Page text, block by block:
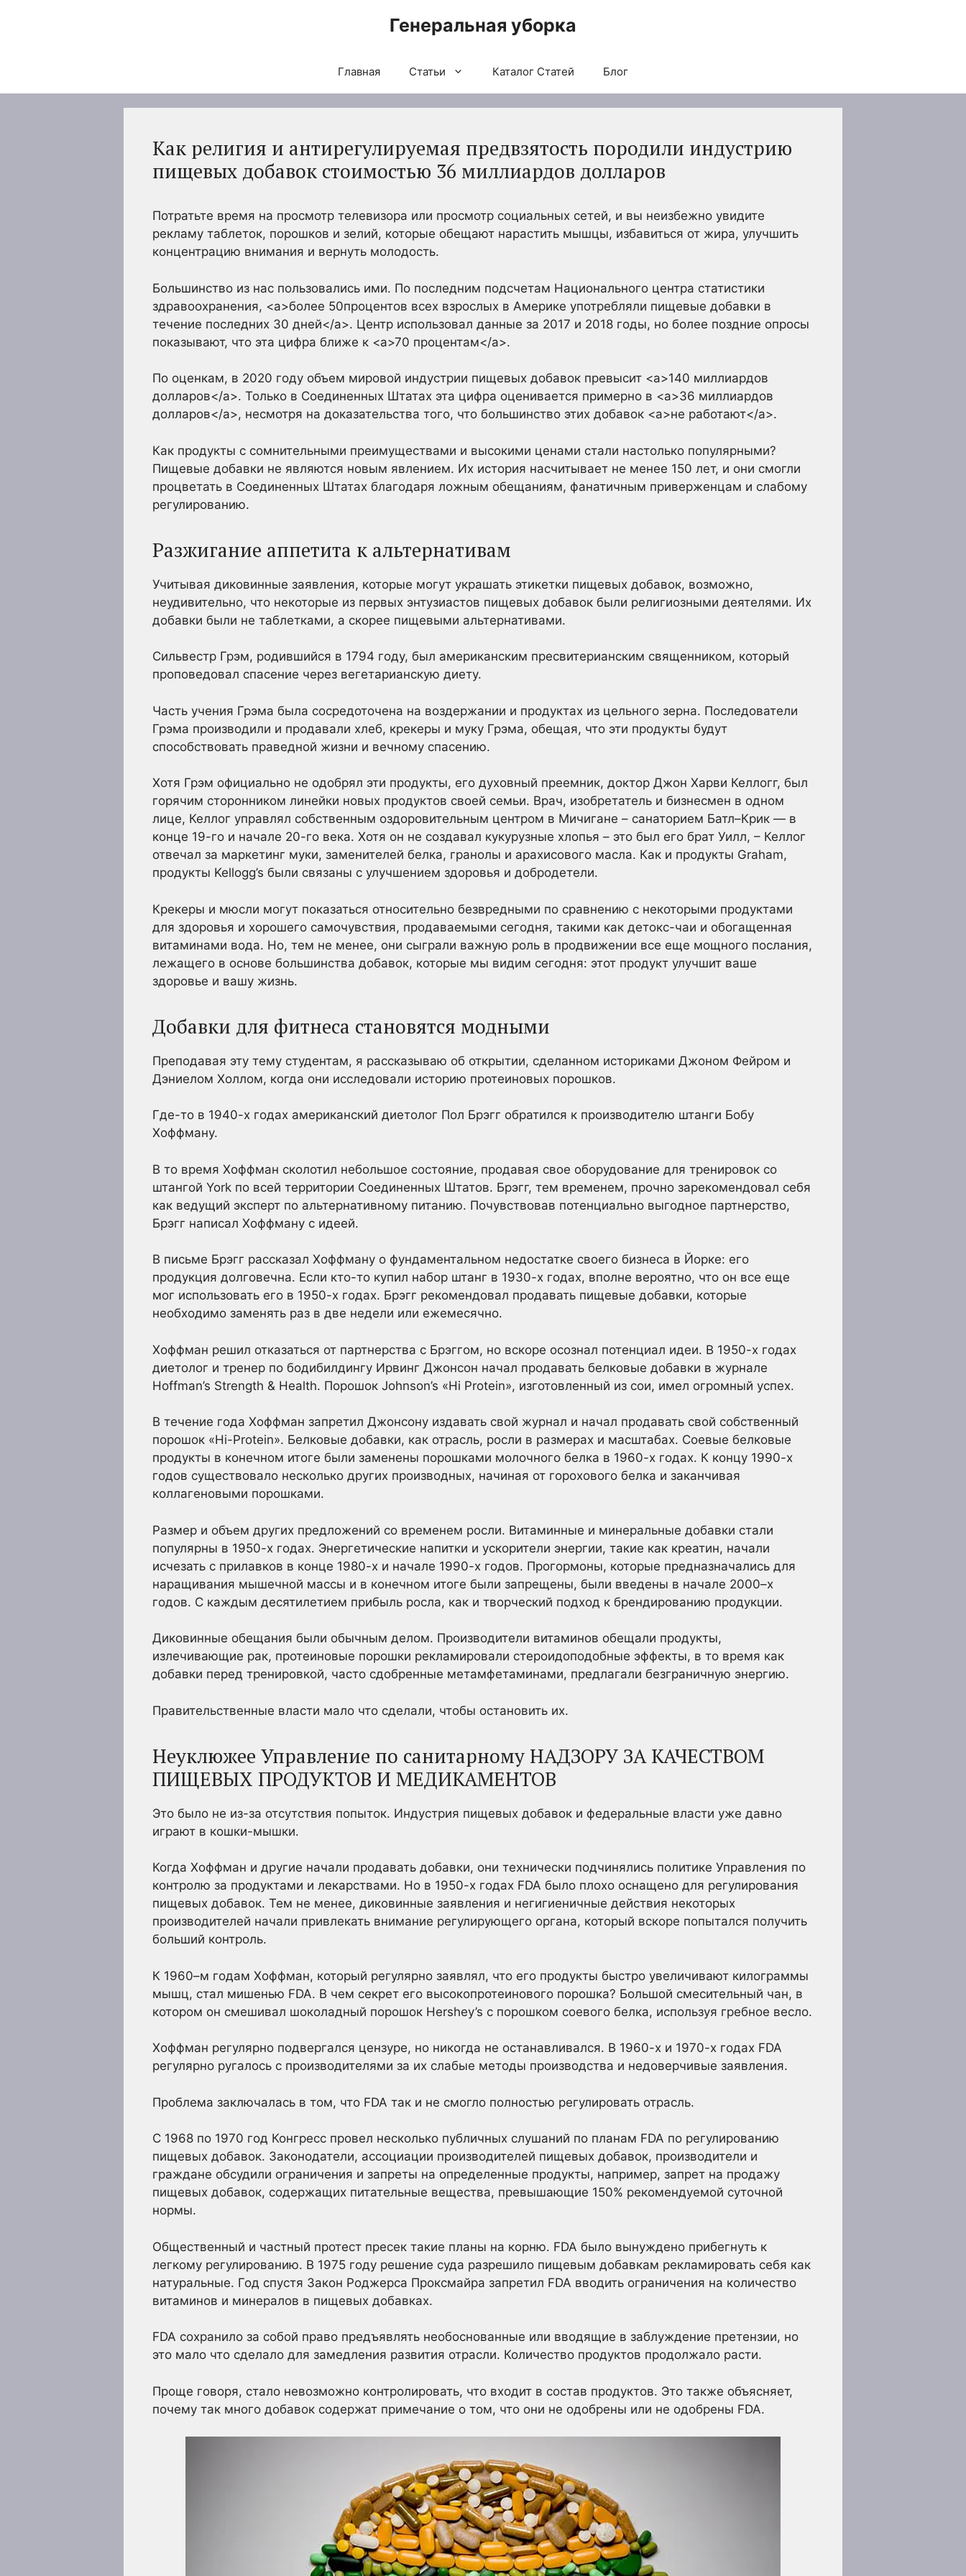
Генеральная уборка
Главная Статьи Каталог Статей Блог
Как религия и антирегулируемая предвзятость породили индустрию
пищевых добавок стоимостью 36 миллиардов долларов
Потратьте время на просмотр телевизора или просмотр социальных сетей, и вы неизбежно увидите
рекламу таблеток, порошков и зелий, которые обещают нарастить мышцы, избавиться от жира, улучшить
концентрацию внимания и вернуть молодость.
Большинство из нас пользовались ими. По последним подсчетам Национального центра статистики
здравоохранения, <a>более 50процентов всех взрослых в Америке употребляли пищевые добавки в
течение последних 30 дней</a>. Центр использовал данные за 2017 и 2018 годы, но более поздние опросы
показывают, что эта цифра ближе к <a>70 процентам</a>.
По оценкам, в 2020 году объем мировой индустрии пищевых добавок превысит <a>140 миллиардов
долларов</a>. Только в Соединенных Штатах эта цифра оценивается примерно в <a>36 миллиардов
долларов</a>, несмотря на доказательства того, что большинство этих добавок <a>не работают</a>.
Как продукты с сомнительными преимуществами и высокими ценами стали настолько популярными?
Пищевые добавки не являются новым явлением. Их история насчитывает не менее 150 лет, и они смогли
процветать в Соединенных Штатах благодаря ложным обещаниям, фанатичным приверженцам и слабому
регулированию.
Разжигание аппетита к альтернативам
Учитывая диковинные заявления, которые могут украшать этикетки пищевых добавок, возможно,
неудивительно, что некоторые из первых энтузиастов пищевых добавок были религиозными деятелями. Их
добавки были не таблетками, а скорее пищевыми альтернативами.
Сильвестр Грэм, родившийся в 1794 году, был американским пресвитерианским священником, который
проповедовал спасение через вегетарианскую диету.
Часть учения Грэма была сосредоточена на воздержании и продуктах из цельного зерна. Последователи
Грэма производили и продавали хлеб, крекеры и муку Грэма, обещая, что эти продукты будут
способствовать праведной жизни и вечному спасению.
Хотя Грэм официально не одобрял эти продукты, его духовный преемник, доктор Джон Харви Келлогг, был
горячим сторонником линейки новых продуктов своей семьи. Врач, изобретатель и бизнесмен в одном
лице, Келлог управлял собственным оздоровительным центром в Мичигане – санаторием Батл–Крик — в
конце 19-го и начале 20-го века. Хотя он не создавал кукурузные хлопья – это был его брат Уилл, – Келлог
отвечал за маркетинг муки, заменителей белка, гранолы и арахисового масла. Как и продукты Graham,
продукты Kellogg’s были связаны с улучшением здоровья и добродетели.
Крекеры и мюсли могут показаться относительно безвредными по сравнению с некоторыми продуктами
для здоровья и хорошего самочувствия, продаваемыми сегодня, такими как детокс-чаи и обогащенная
витаминами вода. Но, тем не менее, они сыграли важную роль в продвижении все еще мощного послания,
лежащего в основе большинства добавок, которые мы видим сегодня: этот продукт улучшит ваше
здоровье и вашу жизнь.
Добавки для фитнеса становятся модными
Преподавая эту тему студентам, я рассказываю об открытии, сделанном историками Джоном Фейром и
Дэниелом Холлом, когда они исследовали историю протеиновых порошков.
Где-то в 1940-х годах американский диетолог Пол Брэгг обратился к производителю штанги Бобу
Хоффману.
В то время Хоффман сколотил небольшое состояние, продавая свое оборудование для тренировок со
штангой York по всей территории Соединенных Штатов. Брэгг, тем временем, прочно зарекомендовал себя
как ведущий эксперт по альтернативному питанию. Почувствовав потенциально выгодное партнерство,
Брэгг написал Хоффману с идеей.
В письме Брэгг рассказал Хоффману о фундаментальном недостатке своего бизнеса в Йорке: его
продукция долговечна. Если кто-то купил набор штанг в 1930-х годах, вполне вероятно, что он все еще
мог использовать его в 1950-х годах. Брэгг рекомендовал продавать пищевые добавки, которые
необходимо заменять раз в две недели или ежемесячно.
Хоффман решил отказаться от партнерства с Брэггом, но вскоре осознал потенциал идеи. В 1950-х годах
диетолог и тренер по бодибилдингу Ирвинг Джонсон начал продавать белковые добавки в журнале
Hoffman’s Strength & Health. Порошок Johnson’s «Hi Protein», изготовленный из сои, имел огромный успех.
В течение года Хоффман запретил Джонсону издавать свой журнал и начал продавать свой собственный
порошок «Hi-Protein». Белковые добавки, как отрасль, росли в размерах и масштабах. Соевые белковые
продукты в конечном итоге были заменены порошками молочного белка в 1960-х годах. К концу 1990-х
годов существовало несколько других производных, начиная от горохового белка и заканчивая
коллагеновыми порошками.
Размер и объем других предложений со временем росли. Витаминные и минеральные добавки стали
популярны в 1950-х годах. Энергетические напитки и ускорители энергии, такие как креатин, начали
исчезать с прилавков в конце 1980-х и начале 1990-х годов. Прогормоны, которые предназначались для
наращивания мышечной массы и в конечном итоге были запрещены, были введены в начале 2000–х
годов. С каждым десятилетием прибыль росла, как и творческий подход к брендированию продукции.
Диковинные обещания были обычным делом. Производители витаминов обещали продукты,
излечивающие рак, протеиновые порошки рекламировали стероидоподобные эффекты, в то время как
добавки перед тренировкой, часто сдобренные метамфетаминами, предлагали безграничную энергию.
Правительственные власти мало что сделали, чтобы остановить их.
Неуклюжее Управление по санитарному НАДЗОРУ ЗА КАЧЕСТВОМ
ПИЩЕВЫХ ПРОДУКТОВ И МЕДИКАМЕНТОВ
Это было не из-за отсутствия попыток. Индустрия пищевых добавок и федеральные власти уже давно
играют в кошки-мышки.
Когда Хоффман и другие начали продавать добавки, они технически подчинялись политике Управления по
контролю за продуктами и лекарствами. Но в 1950-х годах FDA было плохо оснащено для регулирования
пищевых добавок. Тем не менее, диковинные заявления и негигиеничные действия некоторых
производителей начали привлекать внимание регулирующего органа, который вскоре попытался получить
больший контроль.
К 1960–м годам Хоффман, который регулярно заявлял, что его продукты быстро увеличивают килограммы
мышц, стал мишенью FDA. В чем секрет его высокопротеинового порошка? Большой смесительный чан, в
котором он смешивал шоколадный порошок Hershey’s с порошком соевого белка, используя гребное весло.
Хоффман регулярно подвергался цензуре, но никогда не останавливался. В 1960-х и 1970-х годах FDA
регулярно ругалось с производителями за их слабые методы производства и недоверчивые заявления.
Проблема заключалась в том, что FDA так и не смогло полностью регулировать отрасль.
С 1968 по 1970 год Конгресс провел несколько публичных слушаний по планам FDA по регулированию
пищевых добавок. Законодатели, ассоциации производителей пищевых добавок, производители и
граждане обсудили ограничения и запреты на определенные продукты, например, запрет на продажу
пищевых добавок, содержащих питательные вещества, превышающие 150% рекомендуемой суточной
нормы.
Общественный и частный протест пресек такие планы на корню. FDA было вынуждено прибегнуть к
легкому регулированию. В 1975 году решение суда разрешило пищевым добавкам рекламировать себя как
натуральные. Год спустя Закон Роджерса Проксмайра запретил FDA вводить ограничения на количество
витаминов и минералов в пищевых добавках.
FDA сохранило за собой право предъявлять необоснованные или вводящие в заблуждение претензии, но
это мало что сделало для замедления развития отрасли. Количество продуктов продолжало расти.
Проще говоря, стало невозможно контролировать, что входит в состав продуктов. Это также объясняет,
почему так много добавок содержат примечание о том, что они не одобрены или не одобрены FDA.